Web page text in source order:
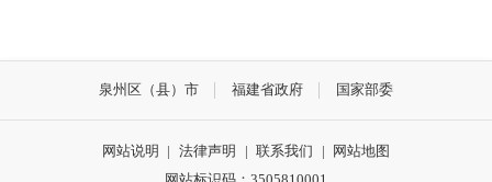
泉州区（县）市 福建省政府 国家部委
网站说明 | 法律声明 | 联系我们 | 网站地图